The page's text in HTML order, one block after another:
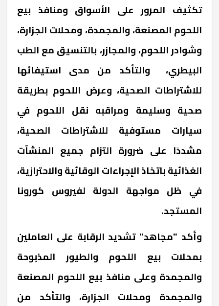
تكثيف المرور على الأسواق ومنافذ بيع
اللحوم المصنعة، والمجمدة، ومحلات الجزارة،
وشوادر اللحوم، والمجازر، بالتنسيق مع الطب
البيطري، والتأكد من مدى استيفائها
للاشتراطات الصحية، وعرض اللحوم بطريقة
صحية وسليمة ومراقبه نقل اللحوم في
سيارات مستوفية للاشتراطات الصحية،
مشددًا على ضرورة التزام جميع المنشآت
الغذائية باتخاذ الإجراءات الوقائية والاحترازية،
في ظل مواجهة الدولة لفيروس كورونا
المستجد.
وأكد "مجاهد" تشديد الرقابة على العاملين
بمحلات بيع اللحوم والطيور المذبوحة
والمجمدة وعلى منافذ بيع اللحوم المصنعة
والمجمدة ومحلات الجزارة، والتأكد من